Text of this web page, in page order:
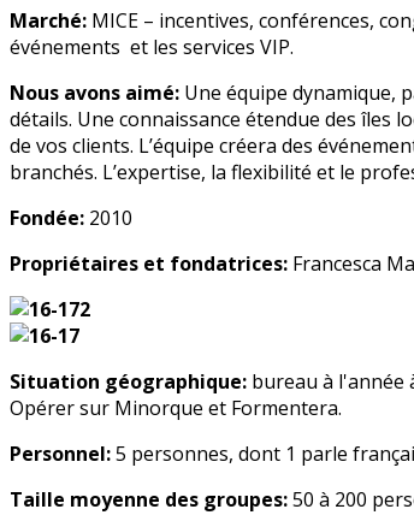
Marché: MICE – incentives, conférences,
événements et les services VIP.
Nous avons aimé: Une équipe dynamique,
détails. Une connaissance étendue des îles
de vos clients. L’équipe créera des
branchés. L’expertise, la flexibilité et le
Fondée: 2010
Propriétaires et fondatrices: Francesca
Situation géographique: bureau à l'année
Opérer sur Minorque et Formentera.
Personnel:5 personnes, dont 1 parle
Taille moyenne des groupes:50 à 200